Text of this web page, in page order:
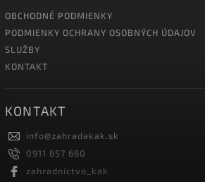
OBCHODNÉ PODMIENKY
PODMIENKY OCHRANY OSOBNÝCH ÚDAJOV
SLUŽBY
KONTAKT
KONTAKT
info@zahradakak.sk
0911 657 660
zahradnictvo_kak